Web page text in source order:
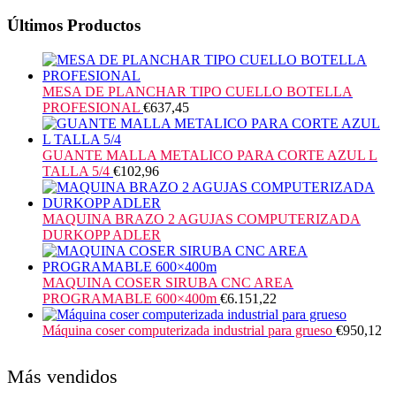
Últimos Productos
MESA DE PLANCHAR TIPO CUELLO BOTELLA
PROFESIONAL €637,45
GUANTE MALLA METALICO PARA CORTE AZUL L
TALLA 5/4 €102,96
MAQUINA BRAZO 2 AGUJAS COMPUTERIZADA
DURKOPP ADLER
MAQUINA COSER SIRUBA CNC AREA
PROGRAMABLE 600×400m €6.151,22
Máquina coser computerizada industrial para grueso €950,12
Más vendidos